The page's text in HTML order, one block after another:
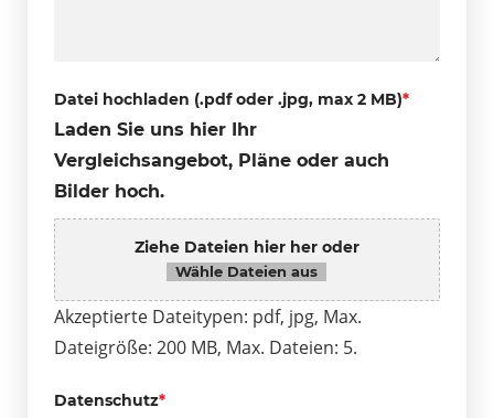
Datei hochladen (.pdf oder .jpg, max 2 MB)*
Ziehe Dateien hier her oder
Wähle Dateien aus
Akzeptierte Dateitypen: pdf, jpg, Max.
Dateigröße: 200 MB, Max. Dateien: 5.
Laden Sie uns hier Ihr
Vergleichsangebot, Pläne oder auch
Bilder hoch.
Datenschutz*